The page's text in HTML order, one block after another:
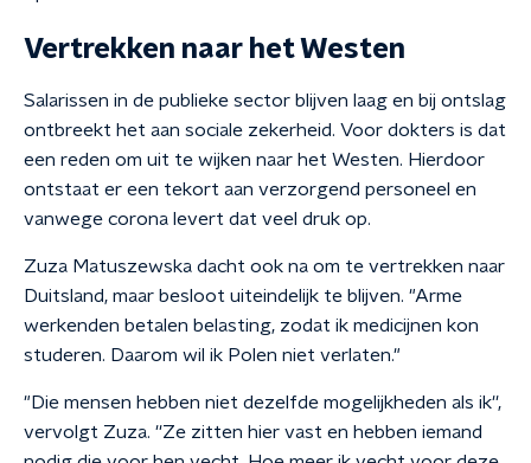
Vertrekken naar het Westen
Salarissen in de publieke sector blijven laag en bij ontslag
ontbreekt het aan sociale zekerheid. Voor dokters is dat
een reden om uit te wijken naar het Westen. Hierdoor
ontstaat er een tekort aan verzorgend personeel en
vanwege corona levert dat veel druk op.
Zuza Matuszewska dacht ook na om te vertrekken naar
Duitsland, maar besloot uiteindelijk te blijven. "Arme
werkenden betalen belasting, zodat ik medicijnen kon
studeren. Daarom wil ik Polen niet verlaten."
"Die mensen hebben niet dezelfde mogelijkheden als ik'',
vervolgt Zuza. ''Ze zitten hier vast en hebben iemand